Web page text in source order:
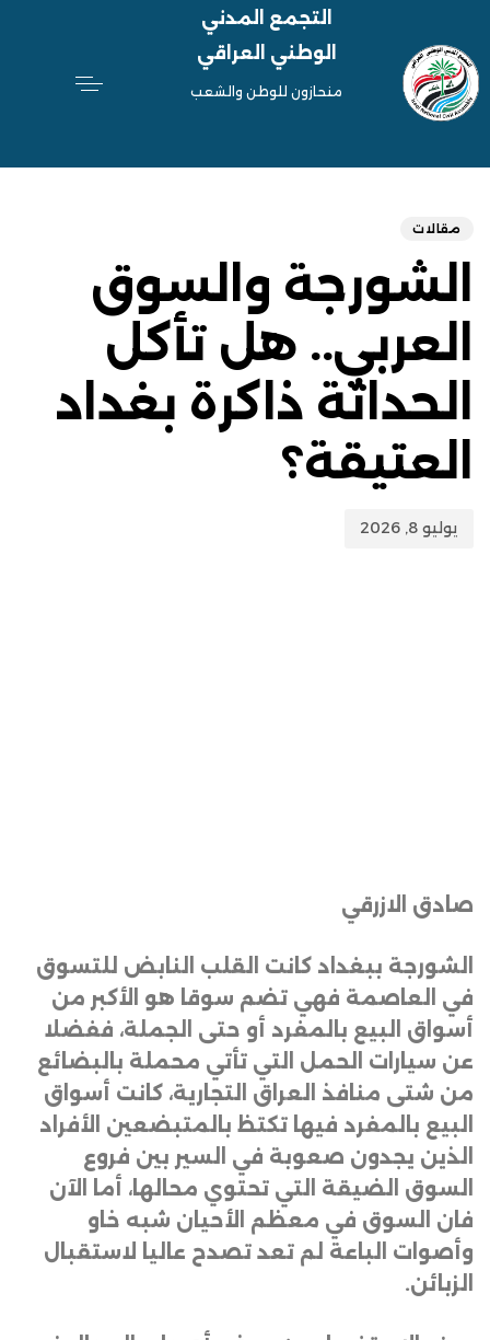
التجمع المدني
الوطني العراقي
منحازون للوطن والشعب
مقالات
الشورجة والسوق
العربي.. هل تأكل
الحداثة ذاكرة بغداد
العتيقة؟
يوليو 8, 2026
صادق الازرقي
الشورجة ببغداد كانت القلب النابض للتسوق
في العاصمة فهي تضم سوقا هو الأكبر من
أسواق البيع بالمفرد أو حتى الجملة، ففضلا
عن سيارات الحمل التي تأتي محملة بالبضائع
من شتى منافذ العراق التجارية، كانت أسواق
البيع بالمفرد فيها تكتظ بالمتبضعين الأفراد
الذين يجدون صعوبة في السير بين فروع
السوق الضيقة التي تحتوي محالها، أما الآن
فان السوق في معظم الأحيان شبه خاو
وأصوات الباعة لم تعد تصدح عاليا لاستقبال
الزبائن.